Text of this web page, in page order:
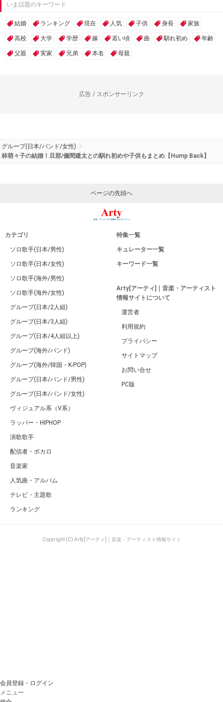
いま話題のキーワード
結婚 ランキング 現在 人気 子供 身長 家族
高校 大学 学歴 嫁 若い頃 曲 馴れ初め 年齢
父親 実家 兄弟 本名 母親
広告 / スポンサーリンク
グループ(日本/バンド/女性)
林萌々子の結婚！旦那/儀間建太との馴れ初めや子供もまとめ【Hump Back】
ページの先頭へ
カテゴリ
ソロ歌手(日本/男性)
ソロ歌手(日本/女性)
ソロ歌手(海外/男性)
ソロ歌手(海外/女性)
グループ(日本/2人組)
グループ(日本/3人組)
グループ(日本/4人組以上)
グループ(海外/バンド)
グループ(海外/韓国・K-POP)
グループ(日本/バンド/男性)
グループ(日本/バンド/女性)
ヴィジュアル系（V系）
ラッパー・HIPHOP
演歌歌手
配信者・ボカロ
音楽家
人気曲・アルバム
テレビ・主題歌
ランキング
特集一覧
キュレーター一覧
キーワード一覧
Arty[アーティ]｜音楽・アーティスト
情報サイトについて
運営者
利用規約
プライバシー
サイトマップ
お問い合せ
PC版
Copyright (C) Arty[アーティ]｜音楽・アーティスト情報サイト
会員登録・ログイン
メニュー